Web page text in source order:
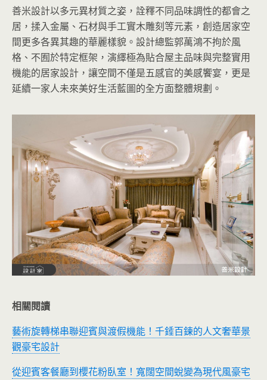
善米設計以多元異材質之姿，詮釋不同品味調性的都會之
居，揉入金屬、石材與手工實木雕刻等元素，創造居家空
間更多各異其趣的華麗樣貌。設計總監郭萬鴻不拘於風
格、不囿於特定框架，演繹極為貼合屋主品味與完整實用
機能的居家設計，讓空間不僅是五感官的美感饗宴，更是
延續一家人未來美好生活藍圖的全方面整體規劃。
相關閱讀
藝術旋轉梯串聯迎賓與渡假機能！千錘百鍊的人文奢華景
觀豪宅設計
從迎賓客餐廳到櫻花粉臥室！寬闊空間蛻變為現代風豪宅